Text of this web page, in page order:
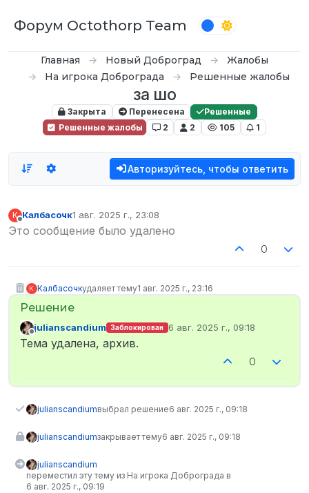
Форум Octothorp Team
Главная Новый Доброград
Жалобы
На игрока Доброграда
Решенные жалобы
за шо
Закрыта Перенесена
Решенные
Решенные жалобы
2 2 105 1
Авторизуйтесь, чтобы ответить
К
Не в сети
Калбасочк1 авг. 2025 г., 23:08
отредактировано
Это сообщение было удалено
0
К Калбасочкудаляет тему1 авг. 2025 г., 23:16
Не в сети
julianscandium Заблокирован 6 авг. 2025 г., 09:18
отредактировано
Тема удалена, архив.
0
julianscandiumвыбрал решение6 авг. 2025 г., 09:18
julianscandiumзакрывает тему6 авг. 2025 г., 09:18
julianscandium
переместил эту тему из На игрока Доброграда в
6 авг. 2025 г., 09:19